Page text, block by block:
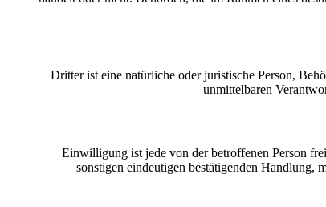
Dritter ist eine natürliche oder juristische Person,
unmittelbaren
Einwilligung ist jede von der betroffenen Person
sonstigen eindeutigen bestätigenden Handlung,